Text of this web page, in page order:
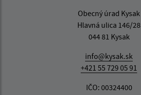
Obecný úrad Kysak
Hlavná ulica 146/28
044 81 Kysak
info@kysak.sk
+421 55 729 05 91
IČO: 00324400